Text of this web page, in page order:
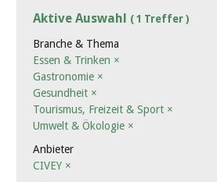
Aktive Auswahl ( 1 Treffer )
Branche & Thema
Essen & Trinken ×
Gastronomie ×
Gesundheit ×
Tourismus, Freizeit & Sport ×
Umwelt & Ökologie ×
Anbieter
CIVEY ×